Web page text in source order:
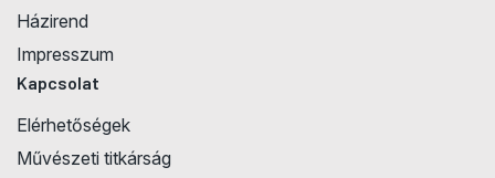
Házirend
Impresszum
Kapcsolat
Elérhetőségek
Művészeti titkárság